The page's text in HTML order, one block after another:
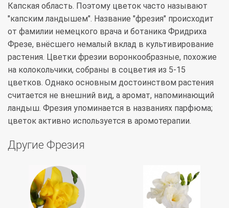
Капская область. Поэтому цветок часто называют
"капским ландышем". Название "фрезия" происходит
от фамилии немецкого врача и ботаника Фридриха
Фрезе, внёсшего немалый вклад в культивирование
растения. Цветки фрезии воронкообразные, похожие
на колокольчики, собраны в соцветия из 5-15
цветков. Однако основным достоинством растения
считается не внешний вид, а аромат, напоминающий
ландыш. Фрезия упоминается в названиях парфюма;
цветок активно используется в аромотерапии.
Другие Фрезия